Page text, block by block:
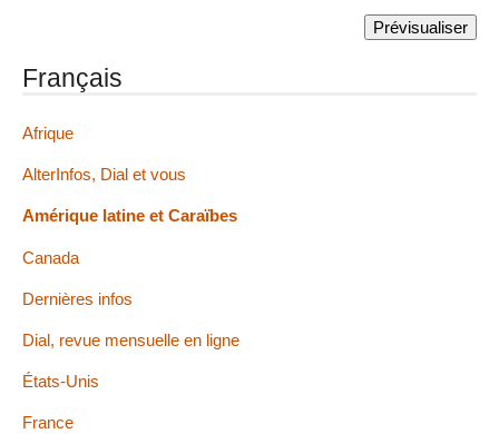
Français
Afrique
AlterInfos, Dial et vous
Amérique latine et Caraïbes
Canada
Dernières infos
Dial, revue mensuelle en ligne
États-Unis
France